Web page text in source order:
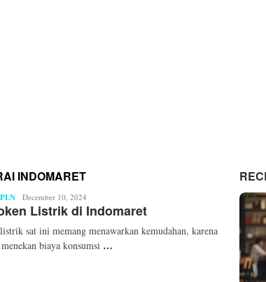
INDOMARET
PLN Mita
Mellinda
December 10, 2024
Listrik di Indomaret
sat ini memang menawarkan kemudahan, karena
biaya konsumsi …